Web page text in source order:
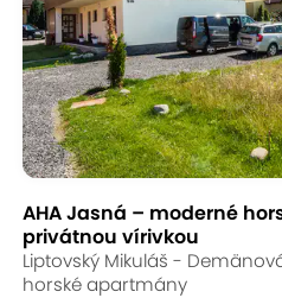
AHA Jasná – moderné
privátnou vírivkou
Liptovský Mikuláš -
horské apartmány